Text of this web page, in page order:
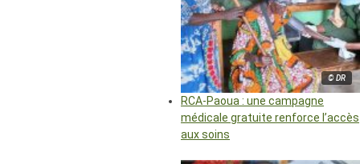
© DR
RCA-Paoua : une campagne
médicale gratuite renforce l’accès
aux soins